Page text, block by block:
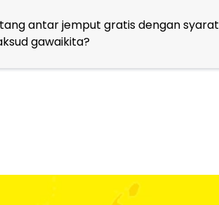
antar jemput gratis dengan syarat
gawaikita?